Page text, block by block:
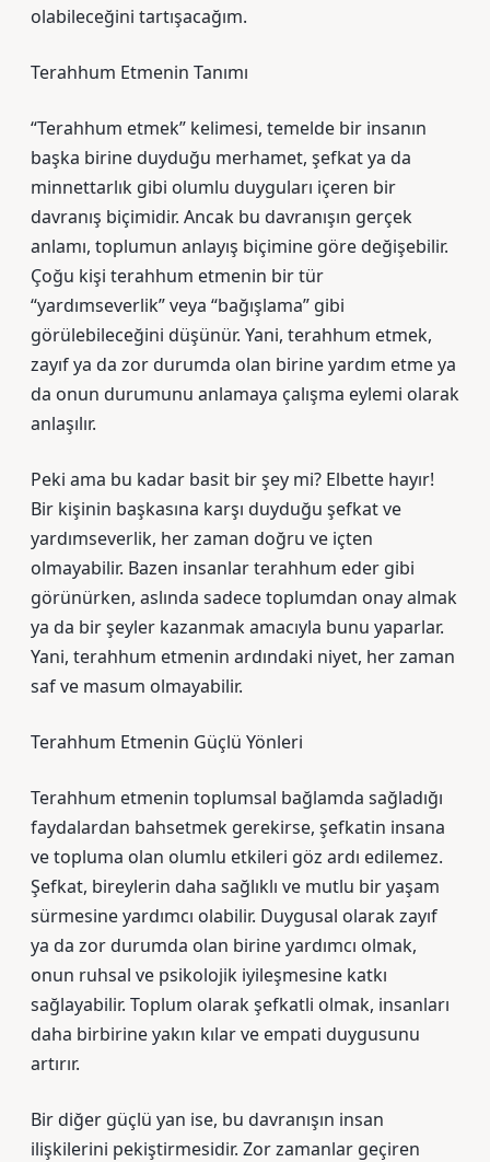
olabileceğini tartışacağım.
Terahhum Etmenin Tanımı
“Terahhum etmek” kelimesi, temelde bir insanın
başka birine duyduğu merhamet, şefkat ya da
minnettarlık gibi olumlu duyguları içeren bir
davranış biçimidir. Ancak bu davranışın gerçek
anlamı, toplumun anlayış biçimine göre değişebilir.
Çoğu kişi terahhum etmenin bir tür
“yardımseverlik” veya “bağışlama” gibi
görülebileceğini düşünür. Yani, terahhum etmek,
zayıf ya da zor durumda olan birine yardım etme ya
da onun durumunu anlamaya çalışma eylemi olarak
anlaşılır.
Peki ama bu kadar basit bir şey mi? Elbette hayır!
Bir kişinin başkasına karşı duyduğu şefkat ve
yardımseverlik, her zaman doğru ve içten
olmayabilir. Bazen insanlar terahhum eder gibi
görünürken, aslında sadece toplumdan onay almak
ya da bir şeyler kazanmak amacıyla bunu yaparlar.
Yani, terahhum etmenin ardındaki niyet, her zaman
saf ve masum olmayabilir.
Terahhum Etmenin Güçlü Yönleri
Terahhum etmenin toplumsal bağlamda sağladığı
faydalardan bahsetmek gerekirse, şefkatin insana
ve topluma olan olumlu etkileri göz ardı edilemez.
Şefkat, bireylerin daha sağlıklı ve mutlu bir yaşam
sürmesine yardımcı olabilir. Duygusal olarak zayıf
ya da zor durumda olan birine yardımcı olmak,
onun ruhsal ve psikolojik iyileşmesine katkı
sağlayabilir. Toplum olarak şefkatli olmak, insanları
daha birbirine yakın kılar ve empati duygusunu
artırır.
Bir diğer güçlü yan ise, bu davranışın insan
ilişkilerini pekiştirmesidir. Zor zamanlar geçiren